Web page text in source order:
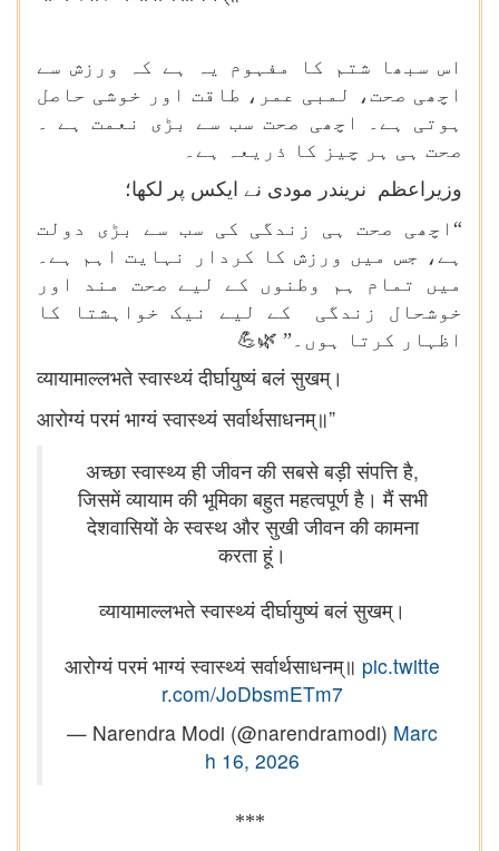
اس سبھا شتم کا مفہوم یہ ہے کہ ورزش سے
اچھی صحت، لمبی عمر، طاقت اور خوشی حاصل
ہوتی ہے۔ اچھی صحت سب سے بڑی نعمت ہے ۔
صحت ہی ہر چیز کا ذریعہ ہے۔
وزیراعظم نریندر مودی نے ایکس پر لکھا؛
“اچھی صحت ہی زندگی کی سب سے بڑی دولت
ہے، جس میں ورزش کا کردار نہایت اہم ہے۔
میں تمام ہم وطنوں کے لیے صحت مند اور
خوشحال زندگی کے لیے نیک خواہشتا کا
اظہار کرتا ہوں۔” 💪🌿
व्यायामाल्लभते स्वास्थ्यं दीर्घायुष्यं बलं सुखम्।
आरोग्यं परमं भाग्यं स्वास्थ्यं सर्वार्थसाधनम्॥”
अच्छा स्वास्थ्य ही जीवन की सबसे बड़ी संपत्ति है,
जिसमें व्यायाम की भूमिका बहुत महत्वपूर्ण है। मैं सभी
देशवासियों के स्वस्थ और सुखी जीवन की कामना
करता हूं।
व्यायामाल्लभते स्वास्थ्यं दीर्घायुष्यं बलं सुखम्।
आरोग्यं परमं भाग्यं स्वास्थ्यं सर्वार्थसाधनम्॥ pic.twitte
r.com/JoDbsmETm7
— Narendra Modi (@narendramodi) Marc
h 16, 2026
***